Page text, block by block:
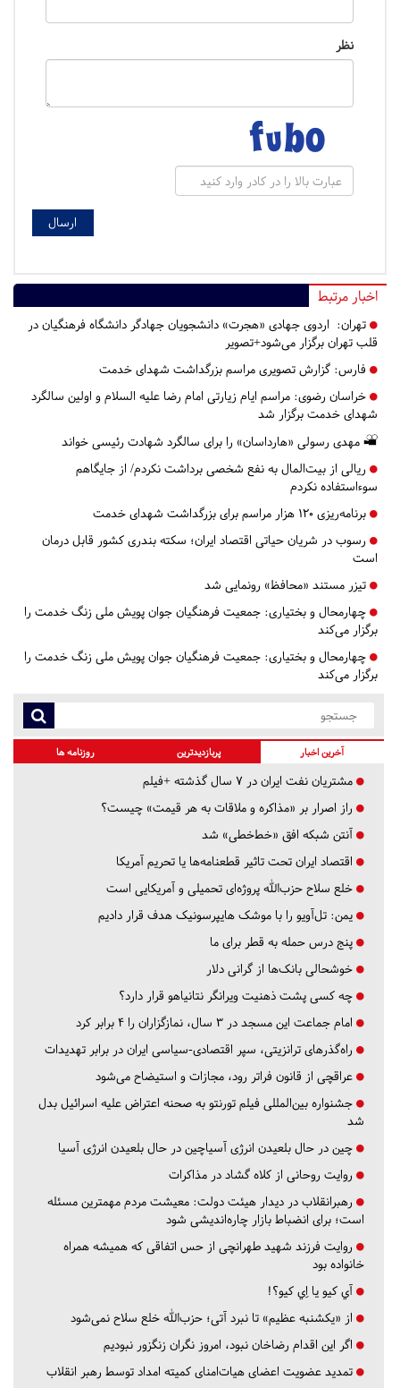
نظر
اخبار مرتبط
تهران: اردوی جهادی «هجرت» دانشجویان جهادگر دانشگاه فرهنگیان در
قلب تهران برگزار می‌شود+تصویر
فارس: گزارش تصویری مراسم بزرگداشت شهدای خدمت
خراسان رضوی: مراسم ایام زیارتی امام رضا علیه السلام و اولین سالگرد
شهدای خدمت برگزار شد
مهدی رسولی «هارداسان» را برای سالگرد شهادت رئیسی خواند
ریالی از بیت‌المال به نفع شخصی برداشت نکردم/ از جایگاهم
سوءاستفاده نکردم
برنامه‌ریزی ۱۲۰ هزار مراسم برای بزرگداشت شهدای خدمت
رسوب در شریان حیاتی اقتصاد ایران؛ سکته بندری کشور قابل درمان
است
تیزر مستند «محافظ» رونمایی شد
چهارمحال و بختیاری: جمعیت فرهنگیان جوان پویش ملی زنگ خدمت را
برگزار می‌کند
چهارمحال و بختیاری: جمعیت فرهنگیان جوان پویش ملی زنگ خدمت را
برگزار می‌کند
آخرین اخبار پربازدیدترین روزنامه ها
مشتریان نفت ایران در ۷ سال گذشته +فیلم
راز اصرار بر «مذاکره و ملاقات به هر قیمت» چیست؟
آنتن شبکه افق «خط‌خطی» شد
اقتصاد ایران تحت تاثیر قطعنامه‌ها یا تحریم‌ آمریکا
خلع سلاح حزب‌الله پروژه‌ای تحمیلی و آمریکایی است
یمن: تل‌آویو را با موشک هایپرسونیک هدف قرار دادیم
پنج درس‌ حمله به قطر برای ما
خوشحالی بانک‌ها از گرانی دلار
چه کسی پشت ذهنیت ویرانگر نتانیاهو قرار دارد؟
امام جماعت این مسجد در ۳ سال، نمازگزاران را ۴ برابر کرد
راه‌گذرهای ترانزیتی، سپر اقتصادی-سیاسی ایران در برابر تهدیدات
عراقچی از قانون فراتر رود، مجازات و استیضاح می‌شود
جشنواره بین‌المللی فیلم تورنتو به صحنه اعتراض علیه اسرائیل بدل
شد
چین در حال بلعیدن انرژی آسیاچین در حال بلعیدن انرژی آسیا
روایت روحانی از کلاه گشاد در مذاکرات
رهبرانقلاب در دیدار هیئت دولت: معیشت مردم مهمترین مسئله
است؛ برای انضباط بازار چاره‌اندیشی شود
روایت فرزند شهید طهرانچی از حس اتفاقی که همیشه همراه
خانواده بود
آي كيو يا اِي كيو؟!
از «یکشنبه عظیم» تا نبرد آتی؛ حزب‌الله خلع سلاح نمی‌شود
اگر این اقدام رضاخان نبود، امروز نگران زنگزور نبودیم
تمدید عضویت اعضای هیات‌امنای کمیته امداد توسط رهبر انقلاب